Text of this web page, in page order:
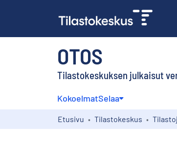
OTOS
Tilastokeskuksen julkaisut
KokoelmatSelaa
Etusivu Tilastokeskus